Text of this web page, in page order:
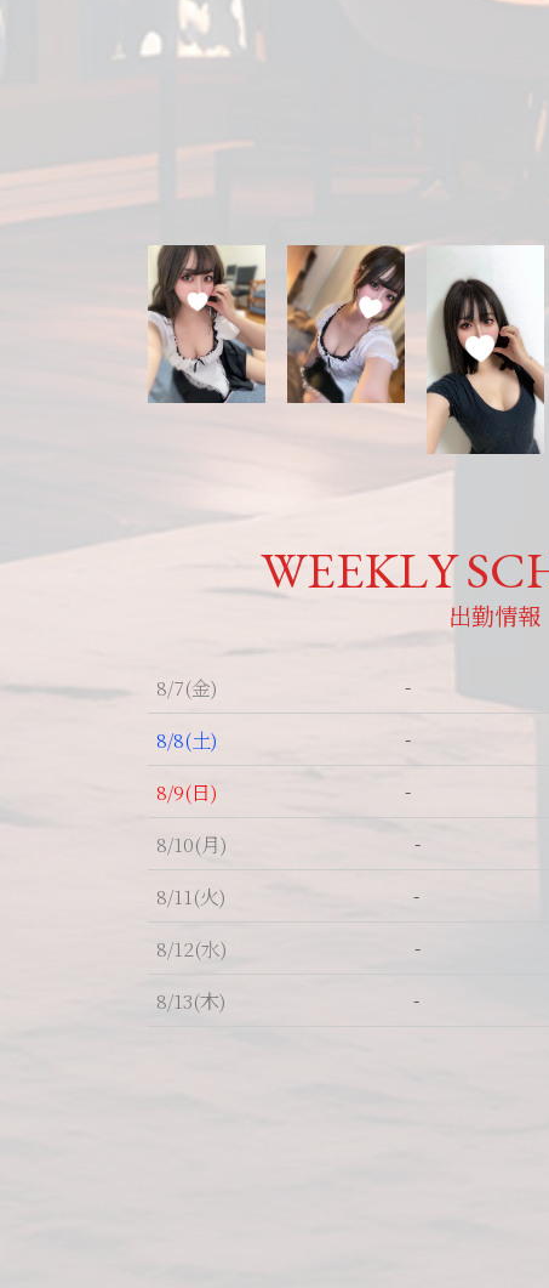
WEEKLY
出勤情報
8/7(金)
-
8/8(土)
-
8/9(日)
-
8/10(月)
-
8/11(火)
-
8/12(水)
-
8/13(木) -